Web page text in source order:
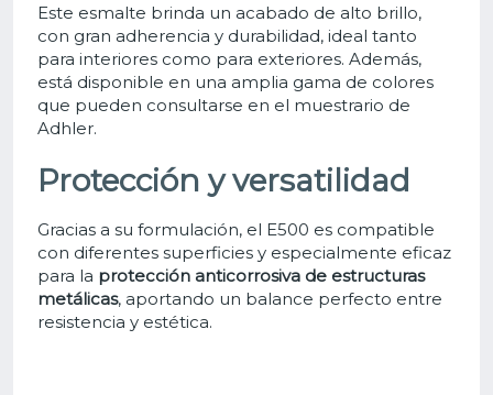
Este esmalte brinda un acabado de alto brillo,
con gran adherencia y durabilidad, ideal tanto
para interiores como para exteriores. Además,
está disponible en una amplia gama de colores
que pueden consultarse en el muestrario de
Adhler.
Protección y versatilidad
Gracias a su formulación, el E500 es compatible
con diferentes superficies y especialmente eficaz
para la protección anticorrosiva de estructuras
metálicas, aportando un balance perfecto entre
resistencia y estética.